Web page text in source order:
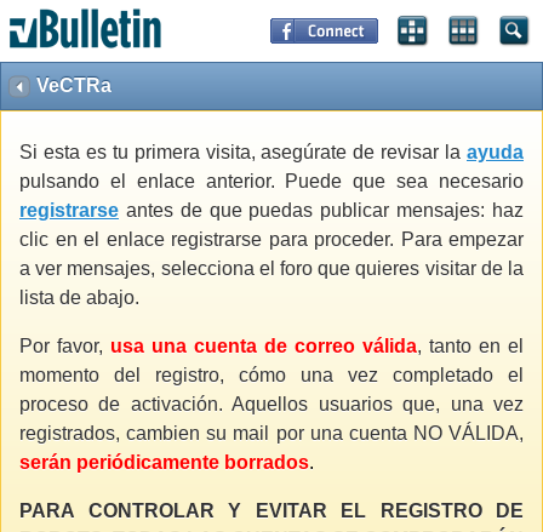
VeCTRa
Si esta es tu primera visita, asegúrate de revisar la ayuda
pulsando el enlace anterior. Puede que sea necesario
registrarse antes de que puedas publicar mensajes: haz
clic en el enlace registrarse para proceder. Para empezar
a ver mensajes, selecciona el foro que quieres visitar de la
lista de abajo.
Por favor, usa una cuenta de correo válida, tanto en el
momento del registro, cómo una vez completado el
proceso de activación. Aquellos usuarios que, una vez
registrados, cambien su mail por una cuenta NO VÁLIDA,
serán periódicamente borrados.
PARA CONTROLAR Y EVITAR EL REGISTRO DE